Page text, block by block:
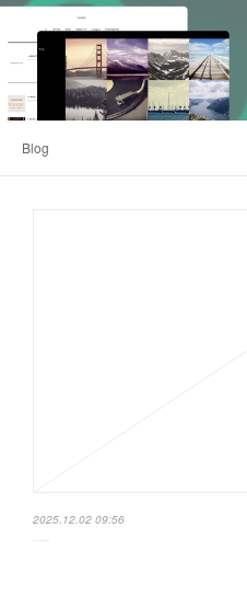
Blog
2025.12.02 09:56